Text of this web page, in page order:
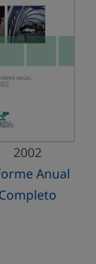
2002
Anual
Completo